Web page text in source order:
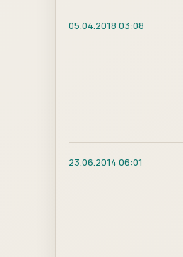
05.04.2018 03:08
23.06.2014 06:01